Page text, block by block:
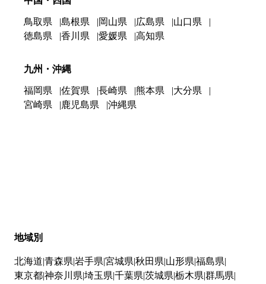
鳥取県 島根県 岡山県 広島県
山口県
徳島県
香川県 愛媛県 高知県
九州・沖縄
福岡県 佐賀県 長崎県 熊本県
大分県
宮崎県
鹿児島県 沖縄県
地域別
北海道 青森県 岩手県 宮城県 秋田県 山形県 福島県
東京都神奈川県 埼玉県 千葉県 茨城県 栃木県 群馬県